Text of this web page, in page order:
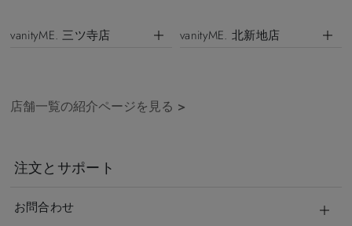
vanityME. 三ツ寺店 vanityME. 北新地店
店舗一覧の紹介ページを見る >
注文とサポート
お問合わせ